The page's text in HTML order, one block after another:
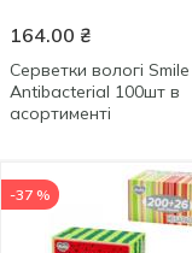
164.00 ₴
Серветки вологі Smile
Antibacterial 100шт в
асортименті
-37 %